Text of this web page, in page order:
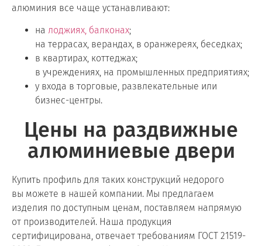
алюминия все чаще устанавливают:
на лоджиях, балконах;
на террасах, верандах, в оранжереях, беседках;
в квартирах, коттеджах;
в учреждениях, на промышленных предприятиях;
у входа в торговые, развлекательные или
бизнес-центры.
Цены на раздвижные
алюминиевые двери
Купить профиль для таких конструкций недорого
вы можете в нашей компании. Мы предлагаем
изделия по доступным ценам, поставляем напрямую
от производителей. Наша продукция
сертифицирована, отвечает требованиям ГОСТ 21519-